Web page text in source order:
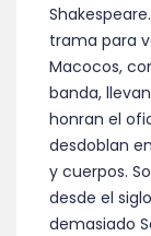
trama para
Macocos,
banda,
honran el
desdoblan
y cuerpos.
desde el
demasiado